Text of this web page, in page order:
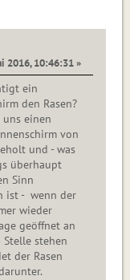
2016, 10:46:31 »
ein
den Rasen?
einen
von
und - was
überhaupt
Sinn
ist - wenn der
wieder
geöffnet an
Stelle stehen
der Rasen